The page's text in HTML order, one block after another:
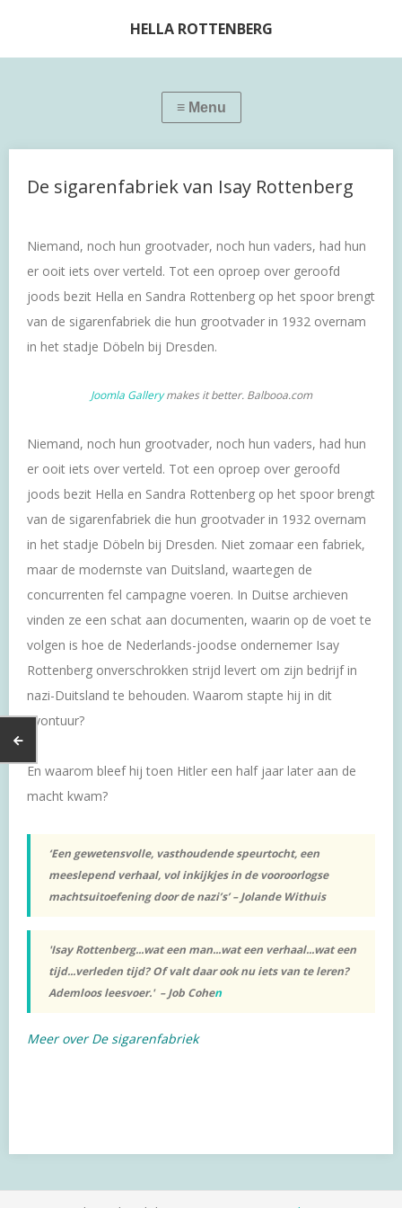
HELLA ROTTENBERG
De sigarenfabriek van Isay Rottenberg
Niemand, noch hun grootvader, noch hun vaders, had hun
er ooit iets over verteld. Tot een oproep over geroofd
joods bezit Hella en Sandra Rottenberg op het spoor brengt
van de sigarenfabriek die hun grootvader in 1932 overnam
in het stadje Döbeln bij Dresden.
Joomla Gallerymakes it better. Balbooa.com
Niemand, noch hun grootvader, noch hun vaders, had hun
er ooit iets over verteld. Tot een oproep over geroofd
joods bezit Hella en Sandra Rottenberg op het spoor brengt
van de sigarenfabriek die hun grootvader in 1932 overnam
in het stadje Döbeln bij Dresden. Niet zomaar een fabriek,
maar de modernste van Duitsland, waartegen de
concurrenten fel campagne voeren. In Duitse archieven
vinden ze een schat aan documenten, waarin op de voet te
volgen is hoe de Nederlands-joodse ondernemer Isay
Rottenberg onverschrokken strijd levert om zijn bedrijf in
nazi-Duitsland te behouden. Waarom stapte hij in dit
avontuur?
En waarom bleef hij toen Hitler een half jaar later aan de
macht kwam?
‘Een gewetensvolle, vasthoudende speurtocht, een
meeslepend verhaal, vol inkijkjes in de vooroorlogse
machtsuitoefening door de nazi’s’ – Jolande Withuis
'Isay Rottenberg...wat een man...wat een verhaal...wat een
tijd...verleden tijd? Of valt daar ook nu iets van te leren?
Ademloos leesvoer.' – Job Cohen
Meer over De sigarenfabriek